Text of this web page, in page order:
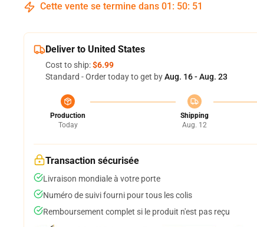
Cette vente se termine dans 01 : 50: 50
Deliver to United States
Cost to ship:$6.99
Standard - Order today to get byAug. 16 - Aug. 23
Production
Today
Shipping
Aug. 12
Transaction sécurisée
Livraison mondiale à votre porte
Numéro de suivi fourni pour tous les colis
Remboursement complet si le produit n'est pas reçu